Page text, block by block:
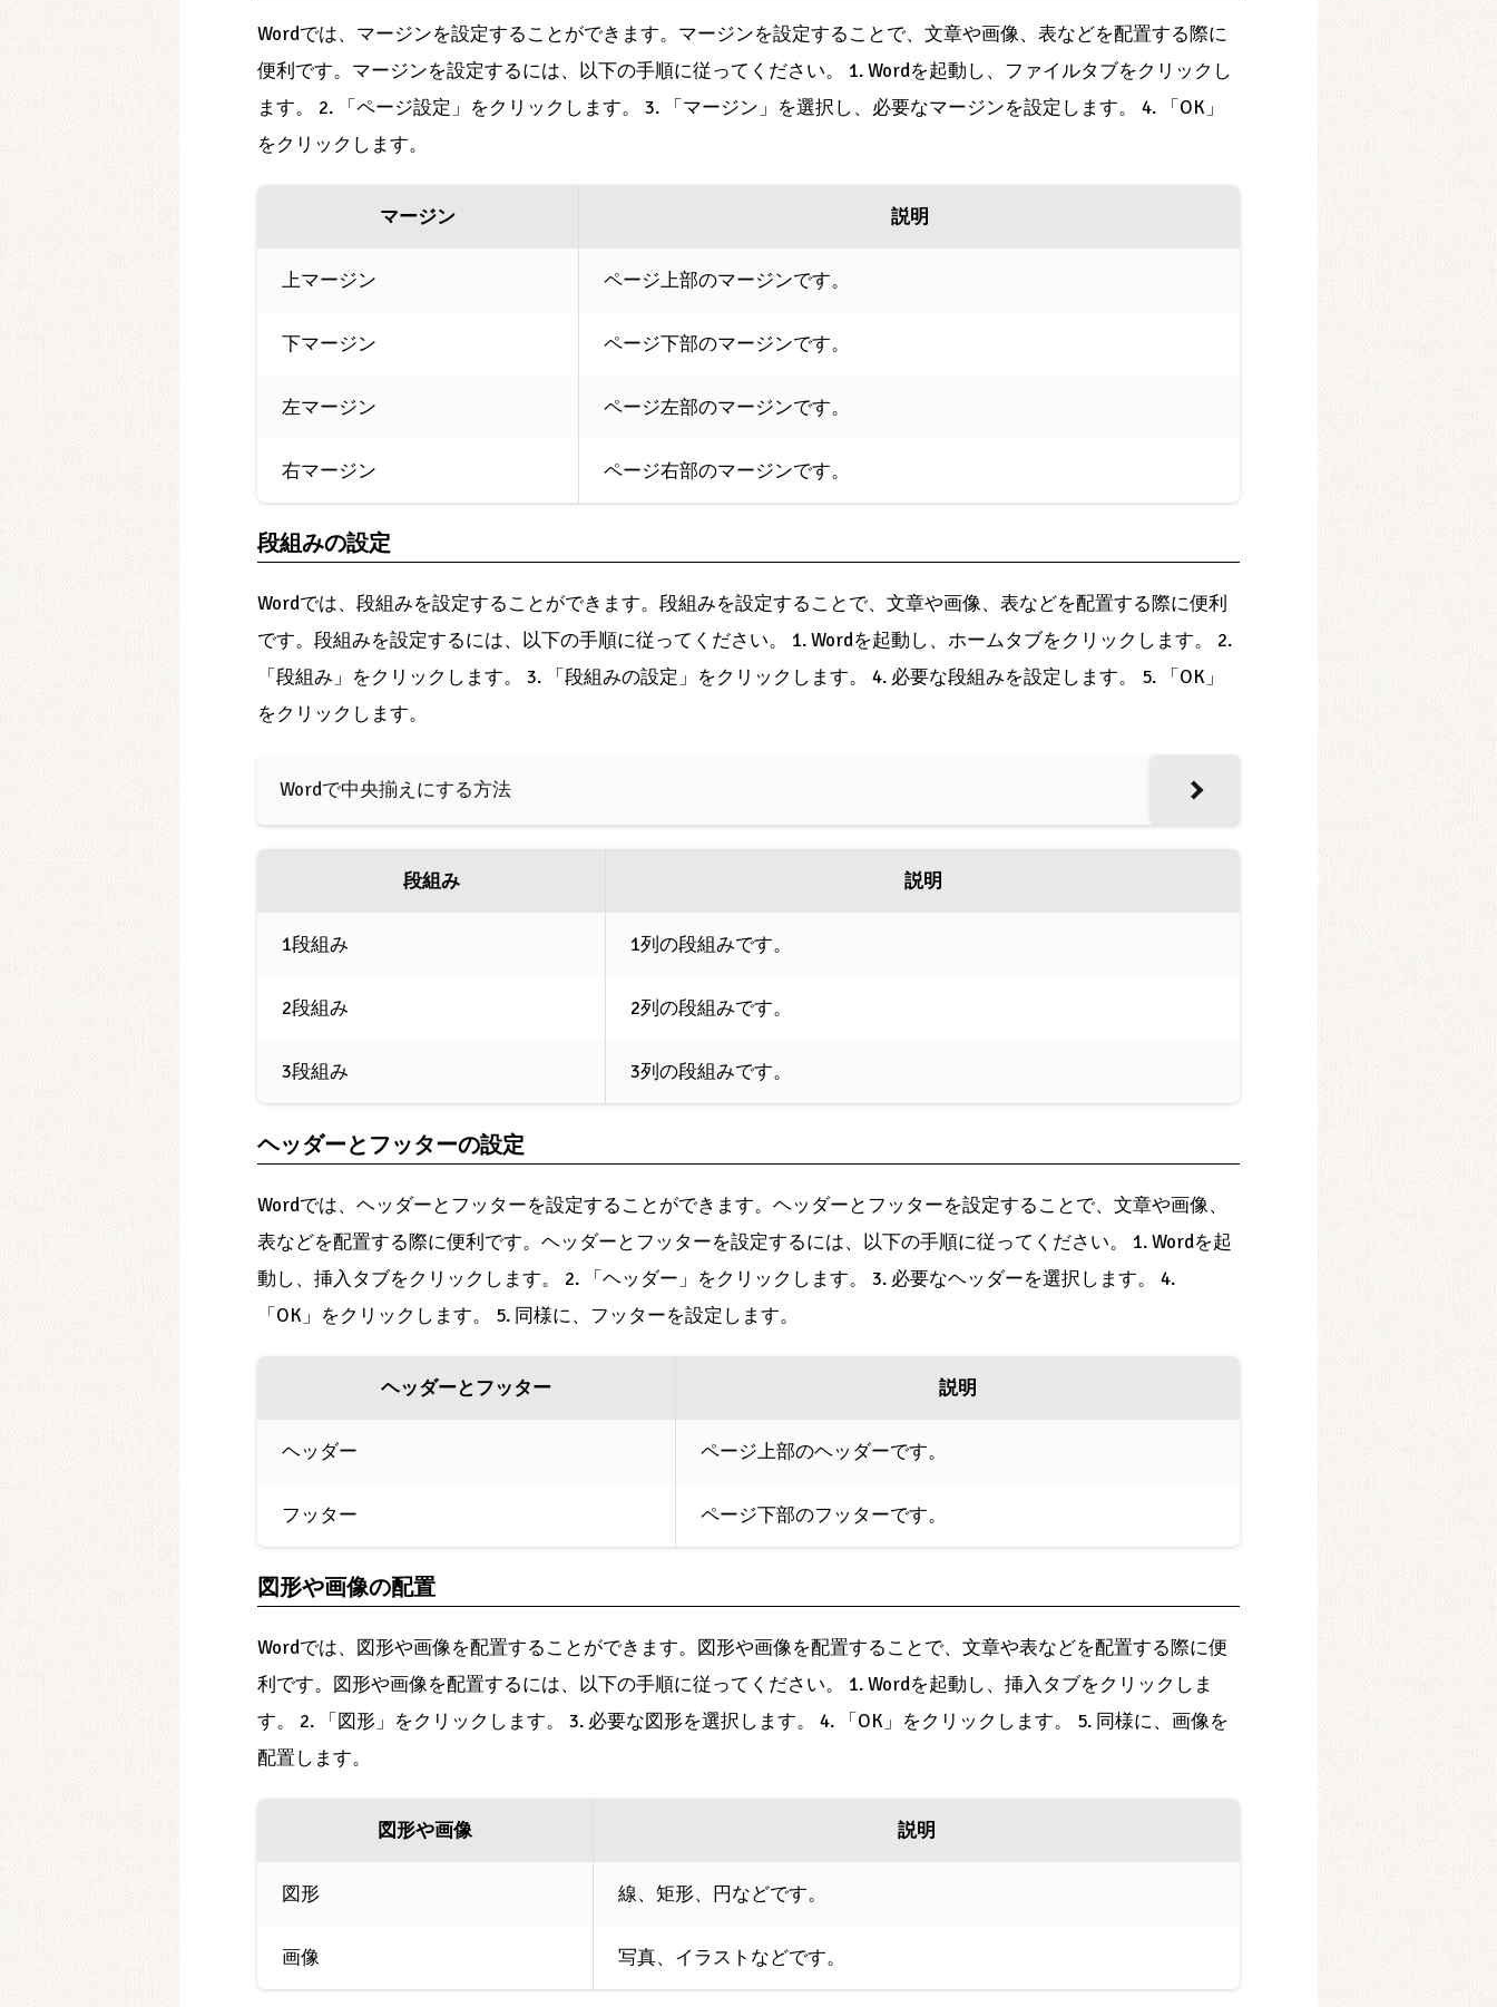
Wordでは、マージンを設定することができます。マージンを設定することで、文章や画像、表などを配置する際に
便利です。マージンを設定するには、以下の手順に従ってください。 1. Wordを起動し、ファイルタブをクリックし
ます。 2. 「ページ設定」をクリックします。 3. 「マージン」を選択し、必要なマージンを設定します。 4. 「OK」
をクリックします。
マージン 説明
上マージン ページ上部のマージンです。
下マージン ページ下部のマージンです。
左マージン ページ左部のマージンです。
右マージン ページ右部のマージンです。
段組みの設定
Wordでは、段組みを設定することができます。段組みを設定することで、文章や画像、表などを配置する際に便利
です。段組みを設定するには、以下の手順に従ってください。 1. Wordを起動し、ホームタブをクリックします。 2.
「段組み」をクリックします。 3. 「段組みの設定」をクリックします。 4. 必要な段組みを設定します。 5. 「OK」
をクリックします。
Wordで中央揃えにする方法
段組み 説明
1段組み 1列の段組みです。
2段組み 2列の段組みです。
3段組み 3列の段組みです。
ヘッダーとフッターの設定
Wordでは、ヘッダーとフッターを設定することができます。ヘッダーとフッターを設定することで、文章や画像、
表などを配置する際に便利です。ヘッダーとフッターを設定するには、以下の手順に従ってください。 1. Wordを起
動し、挿入タブをクリックします。 2. 「ヘッダー」をクリックします。 3. 必要なヘッダーを選択します。 4.
「OK」をクリックします。 5. 同様に、フッターを設定します。
ヘッダーとフッター 説明
ヘッダー ページ上部のヘッダーです。
フッター ページ下部のフッターです。
図形や画像の配置
Wordでは、図形や画像を配置することができます。図形や画像を配置することで、文章や表などを配置する際に便
利です。図形や画像を配置するには、以下の手順に従ってください。 1. Wordを起動し、挿入タブをクリックしま
す。 2. 「図形」をクリックします。 3. 必要な図形を選択します。 4. 「OK」をクリックします。 5. 同様に、画像を
配置します。
図形や画像 説明
図形 線、矩形、円などです。
画像 写真、イラストなどです。